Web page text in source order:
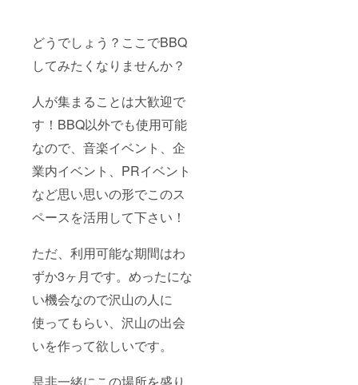
どうでしょう？ここでBBQ
してみたくなりませんか？
人が集まることは大歓迎で
す！BBQ以外でも使用可能
なので、音楽イベント、企
業内イベント、PRイベント
など思い思いの形でこのス
ペースを活用して下さい！
ただ、利用可能な期間はわ
ずか3ヶ月です。めったにな
い機会なので沢山の人に
使ってもらい、沢山の出会
いを作って欲しいです。
是非一緒にこの場所を盛り